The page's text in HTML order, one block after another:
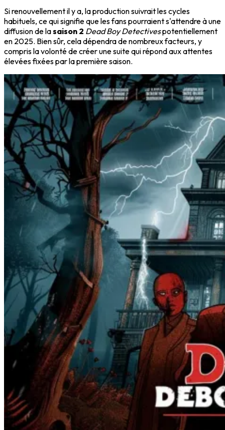
Si renouvellement il y a, la production suivrait les cycles
habituels, ce qui signifie que les fans pourraient s'attendre à une
diffusion de lasaison 2 Dead Boy Detectivespotentiellement
en 2025. Bien sûr, cela dépendra de nombreux facteurs, y
compris la volonté de créer une suite qui répond aux attentes
élevées fixées par la première saison.